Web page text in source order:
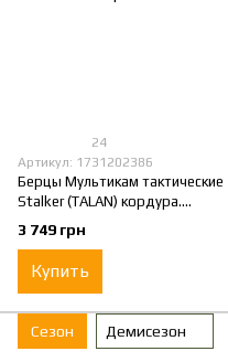
24
Артикул: 1731202386
Берцы Мультикам тактические
Stalker (TALAN) кордура.
Размер 46
3 749 грн
Купить
Сезон Демисезон